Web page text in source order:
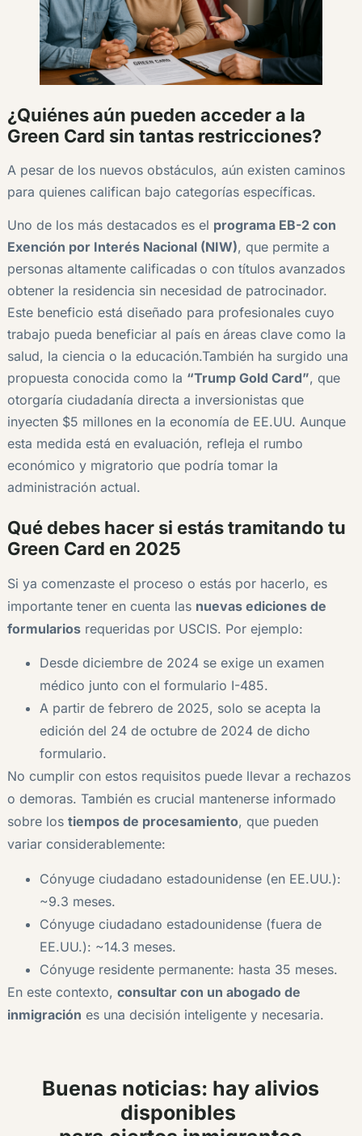
¿Quiénes aún pueden acceder a la
Green Card sin tantas restricciones?
A pesar de los nuevos obstáculos, aún existen caminos
para quienes califican bajo categorías específicas.
Uno de los más destacados es el programa EB-2 con
Exención por Interés Nacional (NIW), que permite a
personas altamente calificadas o con títulos avanzados
obtener la residencia sin necesidad de patrocinador.
Este beneficio está diseñado para profesionales cuyo
trabajo pueda beneficiar al país en áreas clave como la
salud, la ciencia o la educación.También ha surgido una
propuesta conocida como la “Trump Gold Card”, que
otorgaría ciudadanía directa a inversionistas que
inyecten $5 millones en la economía de EE.UU. Aunque
esta medida está en evaluación, refleja el rumbo
económico y migratorio que podría tomar la
administración actual.
Qué debes hacer si estás tramitando tu
Green Card en 2025
Si ya comenzaste el proceso o estás por hacerlo, es
importante tener en cuenta las nuevas ediciones de
formulariosrequeridas por USCIS. Por ejemplo:
Desde diciembre de 2024 se exige un examen
médico junto con el formulario I-485.
A partir de febrero de 2025, solo se acepta la
edición del 24 de octubre de 2024 de dicho
formulario.
No cumplir con estos requisitos puede llevar a rechazos
o demoras. También es crucial mantenerse informado
sobre los tiempos de procesamiento, que pueden
variar considerablemente:
Cónyuge ciudadano estadounidense (en EE.UU.):
~9.3 meses.
Cónyuge ciudadano estadounidense (fuera de
EE.UU.): ~14.3 meses.
Cónyuge residente permanente: hasta 35 meses.
En este contexto, consultar con un abogado de
inmigración es una decisión inteligente y necesaria.
Buenas noticias: hay alivios
disponibles